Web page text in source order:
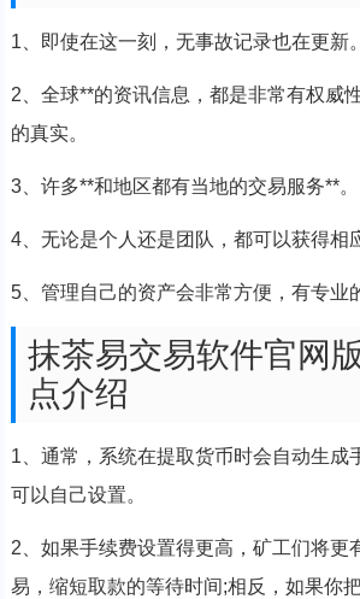
1、即使在这一刻，无事故记录也在更新。
2、全球**的资讯信息，都是非常有权威
的真实。
3、许多**和地区都有当地的交易服务**。
4、无论是个人还是团队，都可以获得相
5、管理自己的资产会非常方便，有专业
抹茶易交易软件官网
点介绍
1、通常，系统在提取货币时会自动生成
可以自己设置。
2、如果手续费设置得更高，矿工们将更
易，缩短取款的等待时间;相反，如果你